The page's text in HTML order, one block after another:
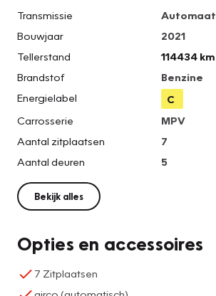
Transmissie
Automaat
Bouwjaar
2021
Tellerstand
114434 km
Brandstof
Benzine
Energielabel
C
Carrosserie
MPV
Aantal zitplaatsen
7
Aantal deuren
5
Bekijk alles
Opties en accessoires
7 Zitplaatsen